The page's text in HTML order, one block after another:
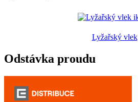
Lyžařský vlek
Odstávka proudu